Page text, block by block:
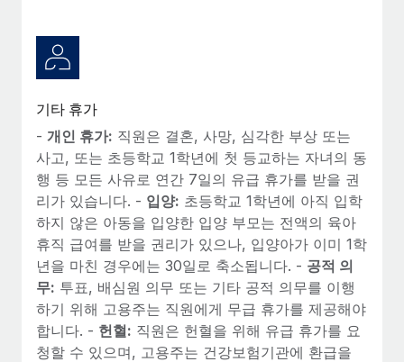
기타 휴가
- 개인 휴가: 직원은 결혼, 사망, 심각한 부상 또는
사고, 또는 초등학교 1학년에 첫 등교하는 자녀의 동
행 등 모든 사유로 연간 7일의 유급 휴가를 받을 권
리가 있습니다. - 입양: 초등학교 1학년에 아직 입학
하지 않은 아동을 입양한 입양 부모는 전액의 육아
휴직 급여를 받을 권리가 있으나, 입양아가 이미 1학
년을 마친 경우에는 30일로 축소됩니다. - 공적 의
무: 투표, 배심원 의무 또는 기타 공적 의무를 이행
하기 위해 고용주는 직원에게 무급 휴가를 제공해야
합니다. - 헌혈: 직원은 헌혈을 위해 유급 휴가를 요
청할 수 있으며, 고용주는 건강보험기관에 환급을